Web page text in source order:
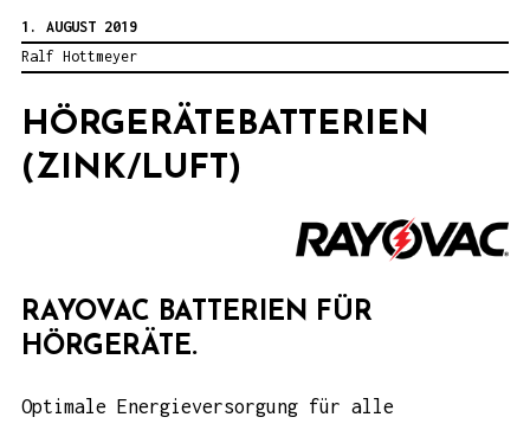
1. AUGUST 2019
Ralf Hottmeyer
HÖRGERÄTEBATTERIEN
(ZINK/LUFT)
RAYOVAC BATTERIEN FÜR
HÖRGERÄTE.
Optimale Energieversorgung für alle